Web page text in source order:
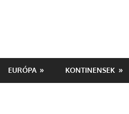
EURÓPA KONTINENSEK